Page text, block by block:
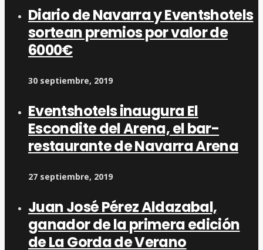
Diario de Navarra y Eventshotels
sortean premios por valor de
6000€
30 septiembre, 2019
Eventshotels inaugura El
Escondite del Arena, el bar-
restaurante de Navarra Arena
27 septiembre, 2019
Juan José Pérez Aldazabal,
ganador de la primera edición
de La Gorda de Verano